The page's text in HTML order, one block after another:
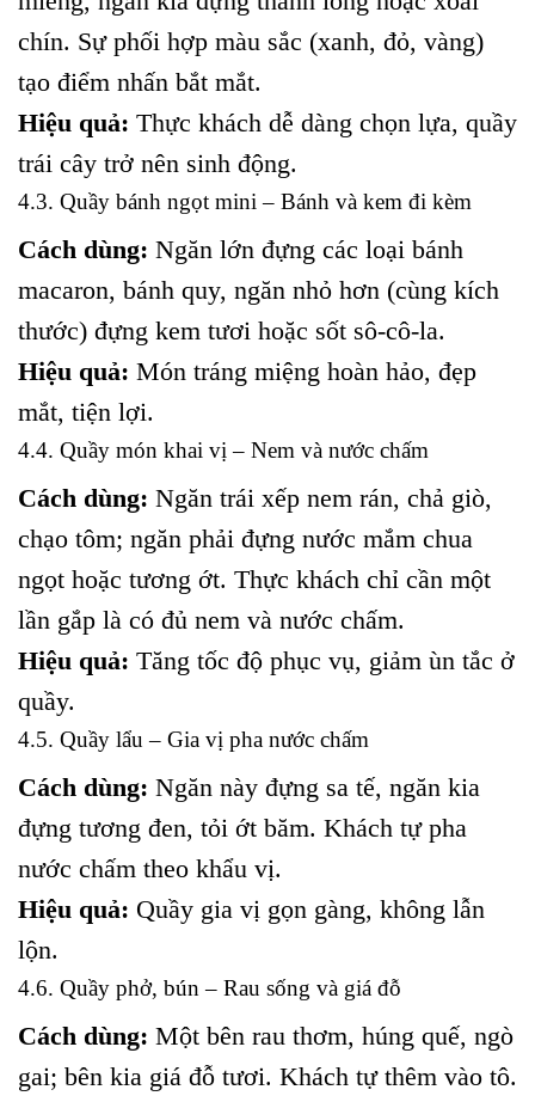
chín. Sự phối hợp màu sắc (xanh, đỏ, vàng)
tạo điểm nhấn bắt mắt.
Hiệu quả: Thực khách dễ dàng chọn lựa, quầy
trái cây trở nên sinh động.
4.3. Quầy bánh ngọt mini – Bánh và kem đi kèm
Cách dùng: Ngăn lớn đựng các loại bánh
macaron, bánh quy, ngăn nhỏ hơn (cùng kích
thước) đựng kem tươi hoặc sốt sô-cô-la.
Hiệu quả: Món tráng miệng hoàn hảo, đẹp
mắt, tiện lợi.
4.4. Quầy món khai vị – Nem và nước chấm
Cách dùng: Ngăn trái xếp nem rán, chả giò,
chạo tôm; ngăn phải đựng nước mắm chua
ngọt hoặc tương ớt. Thực khách chỉ cần một
lần gắp là có đủ nem và nước chấm.
Hiệu quả: Tăng tốc độ phục vụ, giảm ùn tắc ở
quầy.
4.5. Quầy lẩu – Gia vị pha nước chấm
Cách dùng: Ngăn này đựng sa tế, ngăn kia
đựng tương đen, tỏi ớt băm. Khách tự pha
nước chấm theo khẩu vị.
Hiệu quả: Quầy gia vị gọn gàng, không lẫn
lộn.
4.6. Quầy phở, bún – Rau sống và giá đỗ
Cách dùng: Một bên rau thơm, húng quế, ngò
gai; bên kia giá đỗ tươi. Khách tự thêm vào tô.